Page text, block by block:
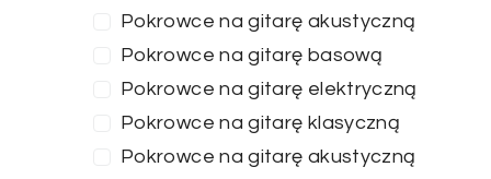
Pokrowce na gitarę akustyczną
Pokrowce na gitarę basową
Pokrowce na gitarę elektryczną
Pokrowce na gitarę klasyczną
Pokrowce na gitarę akustyczną